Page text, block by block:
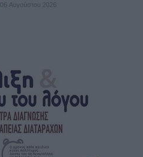
06 Αυγούστου 2026